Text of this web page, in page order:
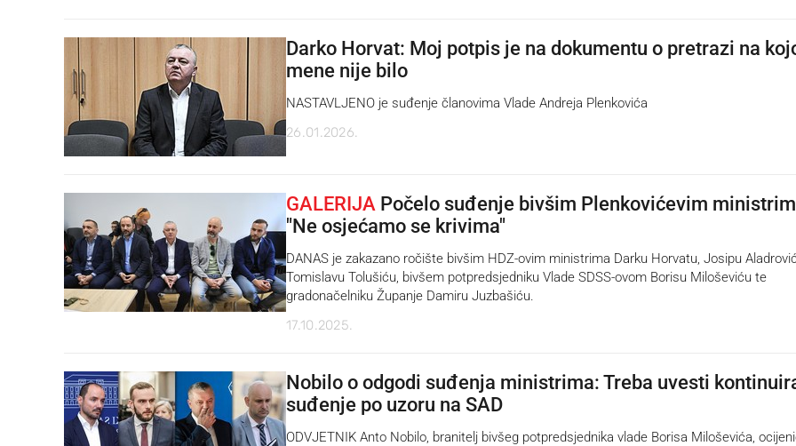
Darko Horvat: Moj potpis je na dokumentu o pretrazi na
mene nije bilo
NASTAVLJENO je suđenje članovima Vlade Andreja Plenkovića
26.01.2026.
GALERIJA Počelo suđenje bivšim Plenkovićevim
"Ne osjećamo se krivima"
DANAS je zakazano ročište bivšim HDZ-ovim ministrima Darku Horvatu, Josipu
Tomislavu Tolušiću, bivšem potpredsjedniku Vlade SDSS-ovom Borisu Miloševiću te
gradonačelniku Županje Damiru Juzbašiću.
17.10.2025.
Nobilo o odgodi suđenja ministrima: Treba uvesti
suđenje po uzoru na SAD
ODVJETNIK Anto Nobilo, branitelj bivšeg potpredsjednika vlade Borisa Miloševića,